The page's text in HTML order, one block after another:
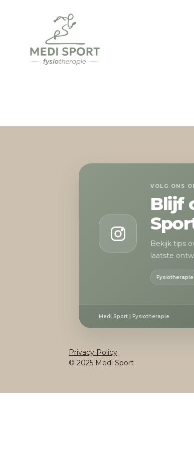
hoofdinhoud
VOLG ONS
Blijf
Bekijk tips
laatste
Fysiotherapie
Medi Sport | Fysiotherapie
Privacy Policy
© 2025 Medi Sport